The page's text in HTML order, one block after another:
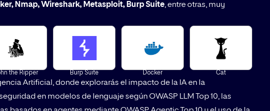
Nmap, Wireshark, Metasploit, Burp Suite, entre otras, muy
the Ripper Burp Suite Docker Cat
Artificial, donde explorarás el impacto de la IA en la
en modelos de lenguaje según OWASP LLM Top 10, las